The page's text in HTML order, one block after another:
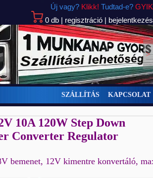
0 db | regisztráció | bejelentkezés
Új vagy? Klikk! Tudtad-e? GYIK
>
SZÁLLÍTÁS KAPCSOLAT
10A 120W Step Down
Converter Regulator
bemenet, 12V kimentre konvertáló,